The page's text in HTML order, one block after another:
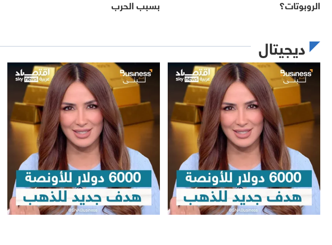
الروبوتات؟
بسبب الحرب
ديجيتال